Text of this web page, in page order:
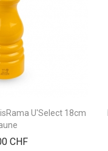
U'Select 18cm
CHFPrix